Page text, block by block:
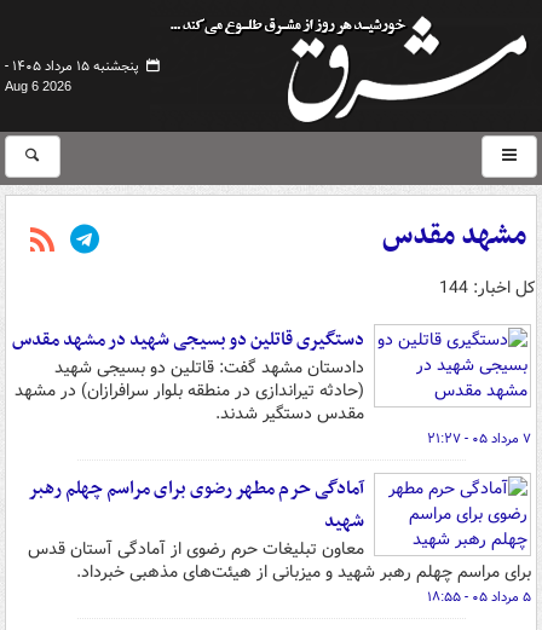
پنجشنبه ۱۵ مرداد ۱۴۰۵ -
Aug 6 2026
مشهد مقدس
کل اخبار: 144
دستگیری قاتلین دو بسیجی شهید در مشهد مقدس
دادستان مشهد گفت: قاتلین دو بسیجی شهید
(حادثه تیراندازی در منطقه بلوار سرافرازان) در مشهد
مقدس دستگیر شدند.
۷ مرداد ۰۵ - ۲۱:۲۷
آمادگی حرم مطهر رضوی برای مراسم چهلم رهبر
شهید
معاون تبلیغات حرم رضوی از آمادگی آستان قدس
برای مراسم چهلم رهبر شهید و میزبانی از هیئت‌های مذهبی خبرداد.
۵ مرداد ۰۵ - ۱۸:۵۵